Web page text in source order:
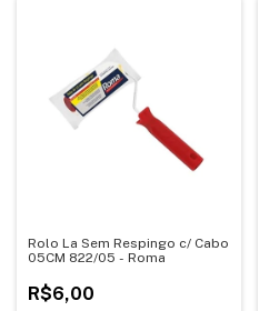
Rolo La Sem Respingo c/ Cabo
05CM 822/05 - Roma
R$6,00